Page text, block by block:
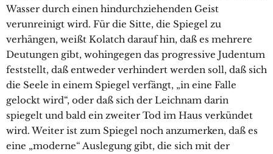
Wasser durch einen hindurchziehenden Geist
verunreinigt wird. Für die Sitte, die Spiegel zu
verhängen, weißt Kolatch darauf hin, daß es mehrere
Deutungen gibt, wohingegen das progressive Judentum
feststellt, daß entweder verhindert werden soll, daß sich
die Seele in einem Spiegel verfängt, „in eine Falle
gelockt wird“, oder daß sich der Leichnam darin
spiegelt und bald ein zweiter Tod im Haus verkündet
wird. Weiter ist zum Spiegel noch anzumerken, daß es
eine „moderne“ Auslegung gibt, die sich mit der